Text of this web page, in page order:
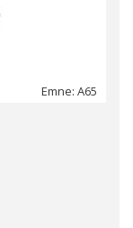
Emne: A65